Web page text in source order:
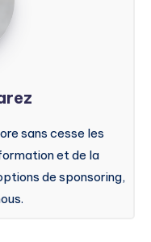
sans cesse les
et de la
de sponsoring,